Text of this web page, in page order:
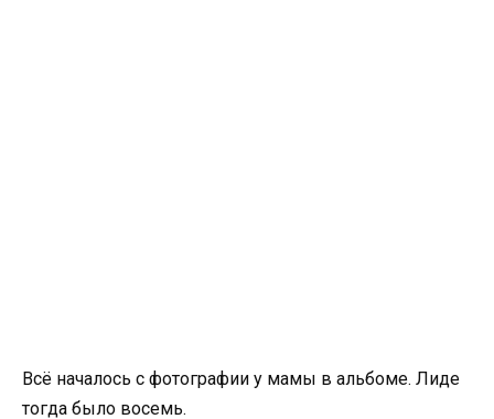
Всё началось с фотографии у мамы в альбоме. Лиде
тогда было восемь.